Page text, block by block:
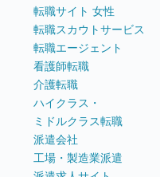
転職サイト 女性
転職スカウトサービス
転職エージェント
看護師転職
介護転職
ハイクラス・
ミドルクラス転職
派遣会社
工場・製造業派遣